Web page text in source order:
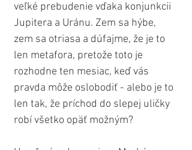
veľké prebudenie vďaka konjunkcii
Jupitera a Uránu. Zem sa hýbe,
zem sa otriasa a dúfajme, že je to
len metafora, pretože toto je
rozhodne ten mesiac, keď vás
pravda môže oslobodiť - alebo je to
len tak, že príchod do slepej uličky
robí všetko opäť možným?